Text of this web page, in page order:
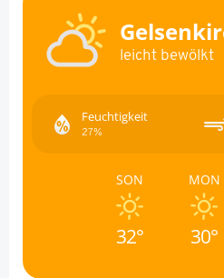
leicht bewölkt
Feuchtigkeit
27%
SON
32°
MON
30°